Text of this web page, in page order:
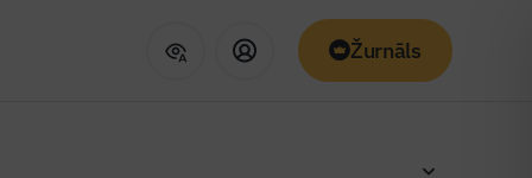
Žurnāls